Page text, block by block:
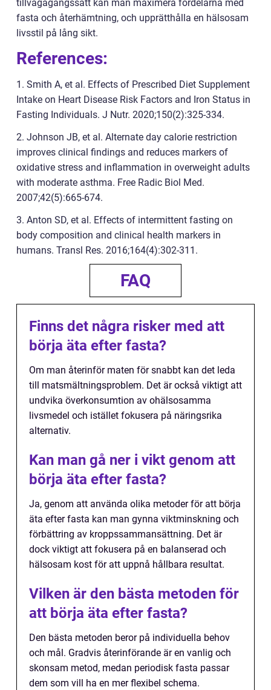
tillvägagångssätt kan man maximera fördelarna med
fasta och återhämtning, och upprätthålla en hälsosam
livsstil på lång sikt.
References:
1. Smith A, et al. Effects of Prescribed Diet Supplement
Intake on Heart Disease Risk Factors and Iron Status in
Fasting Individuals. J Nutr. 2020;150(2):325-334.
2. Johnson JB, et al. Alternate day calorie restriction
improves clinical findings and reduces markers of
oxidative stress and inflammation in overweight adults
with moderate asthma. Free Radic Biol Med.
2007;42(5):665-674.
3. Anton SD, et al. Effects of intermittent fasting on
body composition and clinical health markers in
humans. Transl Res. 2016;164(4):302-311.
FAQ
Finns det några risker med att
börja äta efter fasta?
Om man återinför maten för snabbt kan det leda
till matsmältningsproblem. Det är också viktigt att
undvika överkonsumtion av ohälsosamma
livsmedel och istället fokusera på näringsrika
alternativ.
Kan man gå ner i vikt genom att
börja äta efter fasta?
Ja, genom att använda olika metoder för att börja
äta efter fasta kan man gynna viktminskning och
förbättring av kroppssammansättning. Det är
dock viktigt att fokusera på en balanserad och
hälsosam kost för att uppnå hållbara resultat.
Vilken är den bästa metoden för
att börja äta efter fasta?
Den bästa metoden beror på individuella behov
och mål. Gradvis återinförande är en vanlig och
skonsam metod, medan periodisk fasta passar
dem som vill ha en mer flexibel schema.